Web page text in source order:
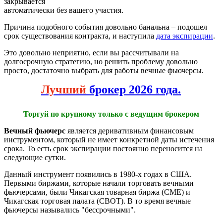
автоматически без вашего участия.
Причина подобного события довольно банальна – подошел
срок существования контракта, и наступила дата экспирации.
Это довольно неприятно, если вы рассчитывали на
долгосрочную стратегию, но решить проблему довольно
просто, достаточно выбрать для работы вечные фьючерсы.
Лучший брокер 2026 года.
Торгуй по крупному только с ведущим брокером
Вечный фьючерс является деривативным финансовым
инструментом, который не имеет конкретной даты истечения
срока. То есть срок экспирации постоянно переносится на
следующие сутки.
Данный инструмент появились в 1980-х годах в США.
Первыми биржами, которые начали торговать вечными
фьючерсами, были Чикагская товарная биржа (CME) и
Чикагская торговая палата (CBOT). В то время вечные
фьючерсы назывались "бессрочными".